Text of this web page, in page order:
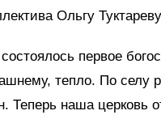
Ольгу
первое
тепло. По селу
Теперь наша церковь